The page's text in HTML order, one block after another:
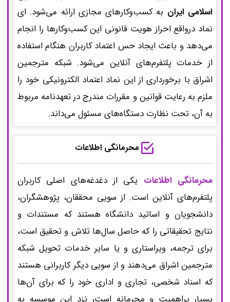
اسلامی ایران به کسب‌وکارهای مجازی ارائه می‌شود. ای
نماد درواقع احراز هویت قانونی این کسب‌وکارها را انجام
می‌دهد و باعث ایجاد حس اعتماد کاربران هنگام استفاده
از خدمات پلتفرم‌های آنلاین می‌شود. شبکه مترجمین
اشراق با برخورداری از این نماد اعتماد الکترونیکی خود را
ملزم به رعایت قوانین و مقررات مندرج در تعهدنامه مربوط
به آن، تحت نظارت دستگاه‌های مسئول می‌داند.
محرمانگی اطلاعات
محرمانگی اطلاعات یکی از دغدغه‌های اصلی کاربران
پلتفرم‌های آنلاین است. از سویی محققان، پژوهشگران،
دانشجویان و اساتید دانشگاه هستند که مستندات و
نتایج تحقیقاتی را که حاصل سال‌ها تلاش و تحقیق است،
برای ترجمه، ویراستاری و یا سایر خدمات تحویل شبکه
مترجمین اشراق می‌دهند و از سویی دیگر کاربرانی هستند
که اسناد شخصی، تجاری و اداری خود را که برای آن‌ها
بسیار پراهمیت و محرمانه است، نزد این موسسه به